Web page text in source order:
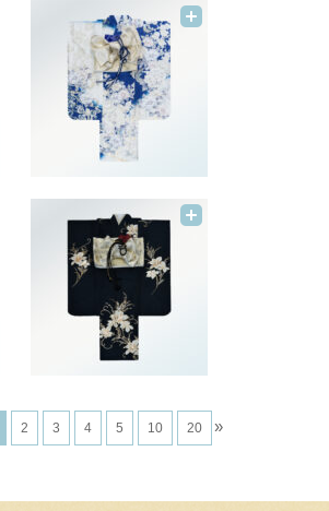
2 3 4 5 10 20 »